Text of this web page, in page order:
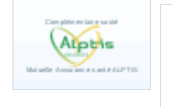
Mutuelle Assurance santé ALPTIS